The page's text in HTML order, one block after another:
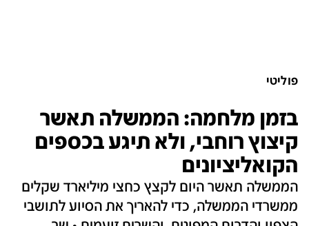
פוליטי
בזמן מלחמה: הממשלה תאשר
קיצוץ רוחבי, ולא תיגע בכספים
הקואליציונים
הממשלה תאשר היום לקצץ כחצי מיליארד שקלים
ממשרדי הממשלה, כדי להאריך את הסיוע לתושבי